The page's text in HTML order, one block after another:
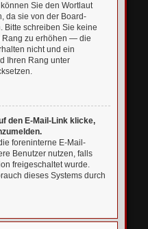
Sie den Wortlaut
da sie von der Board-
Bitte schreiben Sie keine
Rang zu erhöhen — die
nicht und ein
Ihren Rang unter
den E-Mail-Link klicke,
foreninterne E-Mail-
Benutzer nutzen, falls
freigeschaltet wurde.
dieses Systems durch